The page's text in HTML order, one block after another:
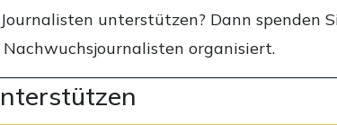
unterstützen? Dann spenden
organisiert.